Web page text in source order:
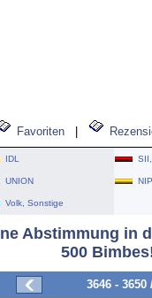
Favoriten
IDL
UNION NIP
Volk, Sonstige
Abstimmung in
500
3646 -